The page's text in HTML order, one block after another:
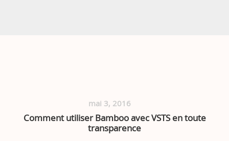
mai 3, 2016
Comment utiliser Bamboo avec VSTS en toute
transparence